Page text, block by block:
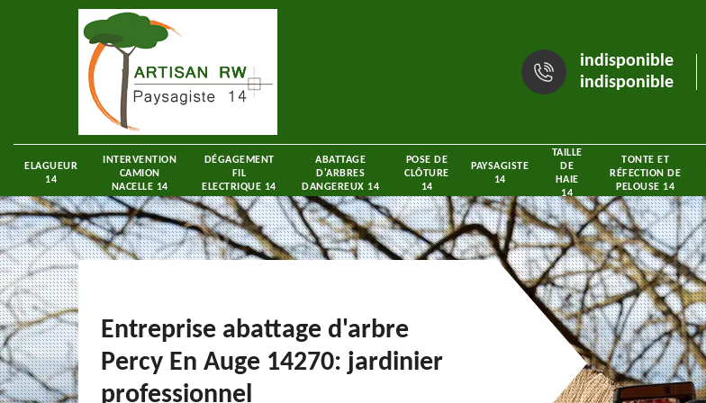
indisponible
indisponible
ELAGUEUR
14
INTERVENTION
CAMION
NACELLE 14
DÉGAGEMENT
FIL
ELECTRIQUE 14
ABATTAGE
D'ARBRES
DANGEREUX 14
POSE DE
CLÔTURE
14
PAYSAGISTE
14
TAILLE
DE
HAIE
14
TONTE ET
RÉFECTION DE
PELOUSE 14
Entreprise abattage d'arbre
Percy En Auge 14270: jardinier
professionnel